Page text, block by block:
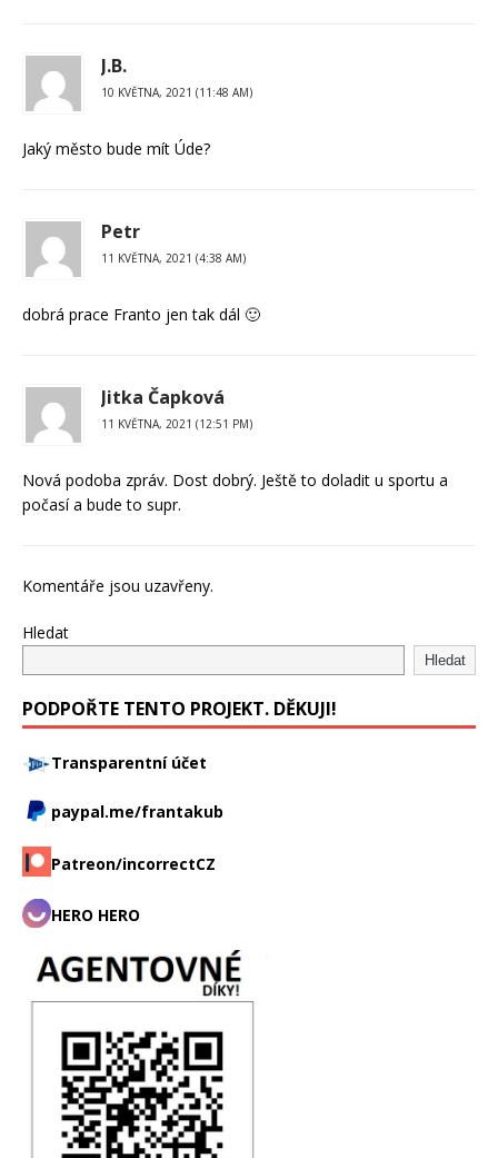
J.B.
10 KVĚTNA, 2021 (11:48 AM)
Jaký město bude mít Úde?
Petr
11 KVĚTNA, 2021 (4:38 AM)
dobrá prace Franto jen tak dál 🙂
Jitka Čapková
11 KVĚTNA, 2021 (12:51 PM)
Nová podoba zpráv. Dost dobrý. Ještě to doladit u sportu a
počasí a bude to supr.
Komentáře jsou uzavřeny.
Hledat
Hledat
PODPOŘTE TENTO PROJEKT. DĚKUJI!
Transparentní účet
paypal.me/frantakub
Patreon/incorrectCZ
HERO HERO